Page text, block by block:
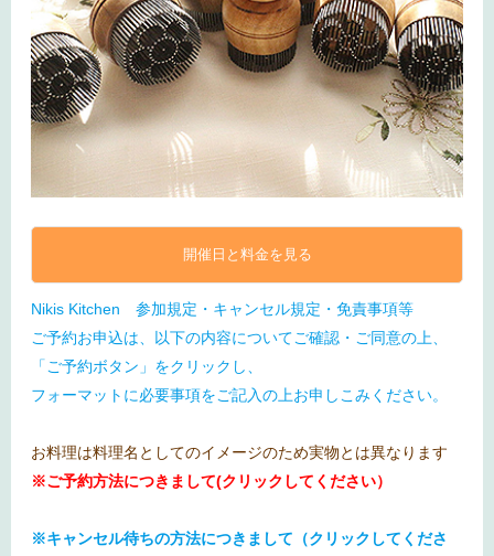
開催日と料金を見る
Nikis Kitchen 参加規定・キャンセル規定・免責事項等
ご予約お申込は、以下の内容についてご確認・ご同意の上、
「ご予約ボタン」をクリックし、
フォーマットに必要事項をご記入の上お申しこみください。
お料理は料理名としてのイメージのため実物とは異なります
※ご予約方法につきまして(クリックしてください）
※キャンセル待ちの方法につきまして（クリックしてくださ